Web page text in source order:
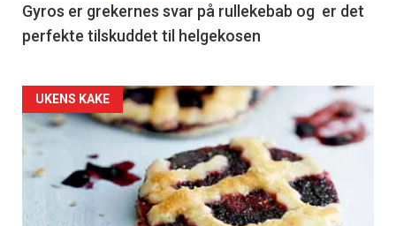
Gyros er grekernes svar på rullekebab og er det
perfekte tilskuddet til helgekosen
Forsiden
akkurat
nå
UKENS KAKE